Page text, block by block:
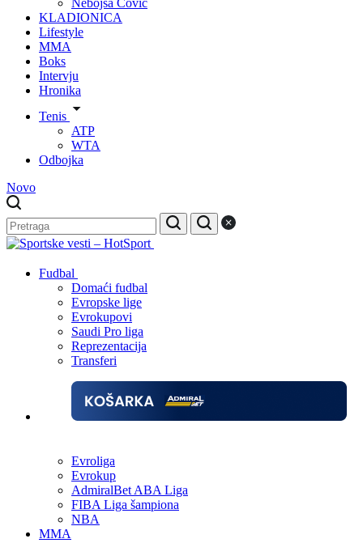
Nebojša Čović
KLADIONICA
Lifestyle
MMA
Boks
Intervju
Hronika
Tenis
ATP
WTA
Odbojka
Novo
Fudbal
Domaći fudbal
Evropske lige
Evrokupovi
Saudi Pro liga
Reprezentacija
Transferi
Evroliga
Evrokup
AdmiralBet ABA Liga
FIBA Liga šampiona
NBA
MMA